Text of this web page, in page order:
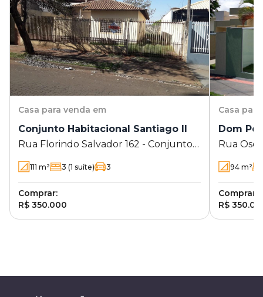
Casa para venda em
Conjunto Habitacional Santiago II
Rua Florindo Salvador 162 - Conjunto
Habitacional Santiago II - Londrina - PR
111 m² 3 (1 suíte) 3
Comprar:
R$ 350.000
Casa
Dom
Rua
94 m²
Comprar:
R$